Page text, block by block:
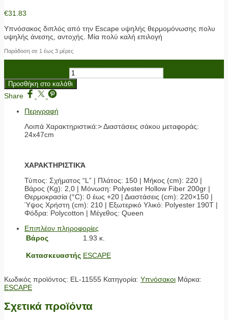
€31.83
Υπνόσακος διπλός από την Escape υψηλής θερμομόνωσης πολυ
υψηλής άνεσης, αντοχής. Μία πολύ καλή επιλογή
Παράδοση σε 1 έως 3 μέρες
Προσθήκη στο καλάθι
Share
Περιγραφή
Λοιπά Χαρακτηριστικά:> Διαστάσεις σάκου μεταφοράς:
24x47cm
ΧΑΡΑΚΤΗΡΙΣΤΙΚΆ
Τύπος: Σχήματος “L” | Πλάτος: 150 | Μήκος (cm): 220 |
Βάρος (Kg): 2,0 | Μόνωση: Polyester Hollow Fiber 200gr |
Θερμοκρασία (°C): 0 έως +20 | Διαστάσεις (cm): 220×150 |
Ύψος Χρήστη (cm): 210 | Εξωτερικό Υλικό: Polyester 190T |
Φόδρα: Polycotton | Μέγεθος: Queen
Επιπλέον πληροφορίες
Βάρος
1.93 κ.
Κατασκευαστής ESCAPE
Κωδικός προϊόντος: EL-11555 Κατηγορία: Υπνόσακοι Μάρκα:
ESCAPE
Σχετικά προϊόντα